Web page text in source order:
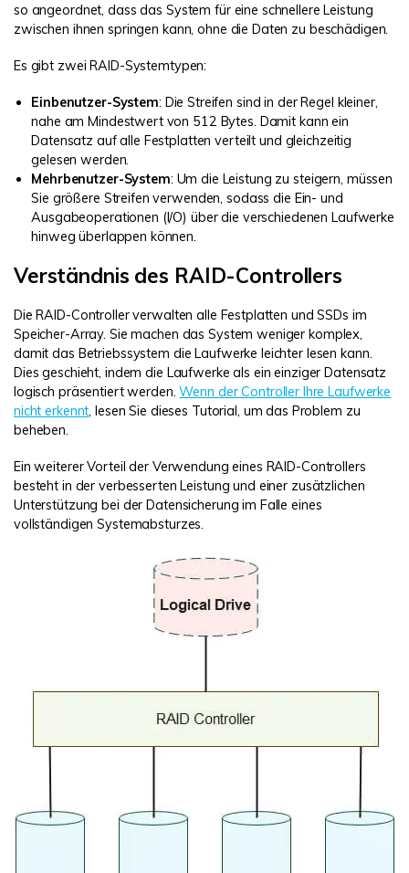
so angeordnet, dass das System für eine schnellere Leistung
zwischen ihnen springen kann, ohne die Daten zu beschädigen.
Es gibt zwei RAID-Systemtypen:
Einbenutzer-System: Die Streifen sind in der Regel kleiner,
nahe am Mindestwert von 512 Bytes. Damit kann ein
Datensatz auf alle Festplatten verteilt und gleichzeitig
gelesen werden.
Mehrbenutzer-System: Um die Leistung zu steigern, müssen
Sie größere Streifen verwenden, sodass die Ein- und
Ausgabeoperationen (I/O) über die verschiedenen Laufwerke
hinweg überlappen können.
Verständnis des RAID-Controllers
Die RAID-Controller verwalten alle Festplatten und SSDs im
Speicher-Array. Sie machen das System weniger komplex,
damit das Betriebssystem die Laufwerke leichter lesen kann.
Dies geschieht, indem die Laufwerke als ein einziger Datensatz
logisch präsentiert werden.Wenn der Controller Ihre Laufwerke
nicht erkennt, lesen Sie dieses Tutorial, um das Problem zu
beheben.
Ein weiterer Vorteil der Verwendung eines RAID-Controllers
besteht in der verbesserten Leistung und einer zusätzlichen
Unterstützung bei der Datensicherung im Falle eines
vollständigen Systemabsturzes.